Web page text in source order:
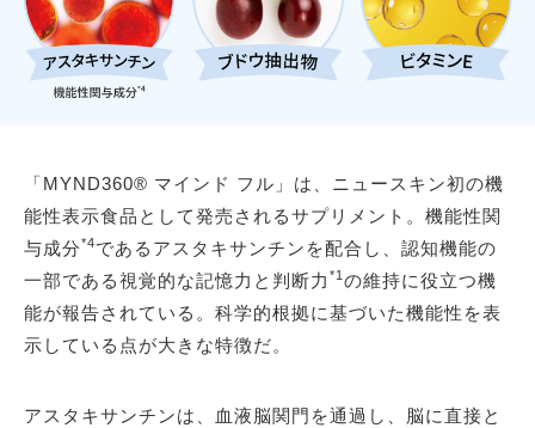
「MYND360® マインド フル」は、ニュースキン初の機
能性表示食品として発売されるサプリメント。機能性関
与成分*4であるアスタキサンチンを配合し、認知機能の
一部である視覚的な記憶力と判断力 *1の維持に役立つ機
能が報告されている。科学的根拠に基づいた機能性を表
示している点が大きな特徴だ。
アスタキサンチンは、血液脳関門を通過し、脳に直接と